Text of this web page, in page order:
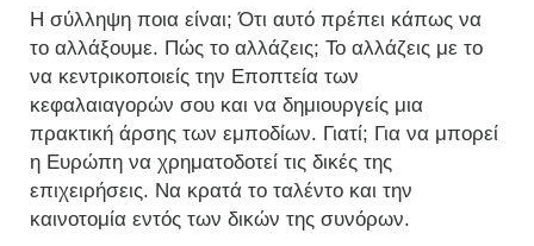
Η σύλληψη ποια είναι; Ότι αυτό πρέπει κάπως να
το αλλάξουμε. Πώς το αλλάζεις; Το αλλάζεις με το
να κεντρικοποιείς την Εποπτεία των
κεφαλαιαγορών σου και να δημιουργείς μια
πρακτική άρσης των εμποδίων. Γιατί; Για να μπορεί
η Ευρώπη να χρηματοδοτεί τις δικές της
επιχειρήσεις. Να κρατά το ταλέντο και την
καινοτομία εντός των δικών της συνόρων.